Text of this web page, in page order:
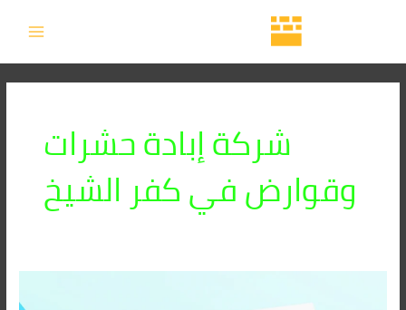
شركة إبادة حشرات
وقوارض في كفر الشيخ